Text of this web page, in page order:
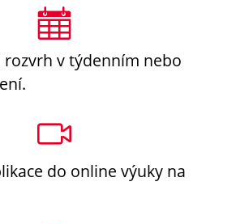
rozvrh v týdenním nebo
do online výuky na